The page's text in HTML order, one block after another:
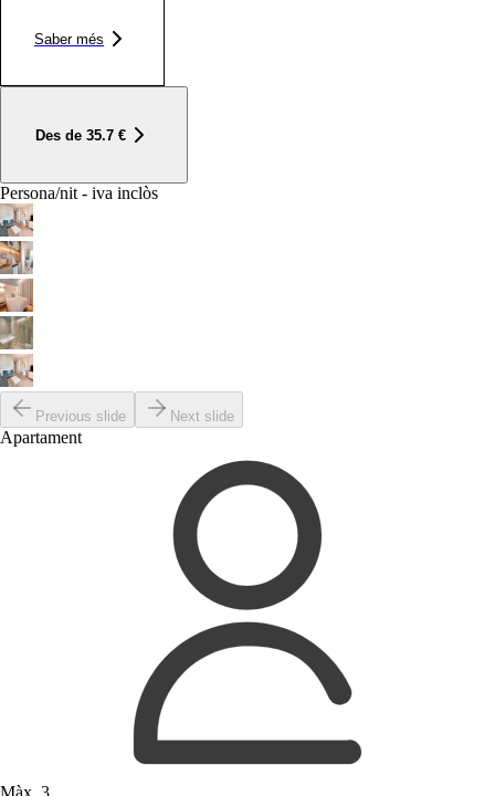
Saber més
Des de 35.7 €
Persona/nit - iva inclòs
Previous slide Next slide
Apartament
Màx. 3